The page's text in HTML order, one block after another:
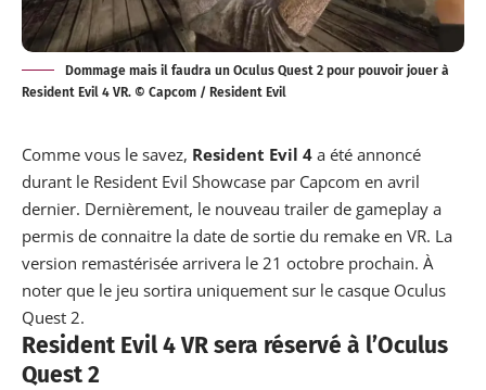
Dommage mais il faudra un Oculus Quest 2 pour pouvoir jouer à
Resident Evil 4 VR. © Capcom / Resident Evil
Comme vous le savez, Resident Evil 4 a été annoncé
durant le Resident Evil Showcase par Capcom en avril
dernier. Dernièrement, le nouveau trailer de gameplay a
permis de connaitre la date de sortie du remake en VR. La
version remastérisée arrivera le 21 octobre prochain. À
noter que le jeu sortira uniquement sur le casque Oculus
Quest 2.
Resident Evil 4 VR sera réservé à l’Oculus
Quest 2